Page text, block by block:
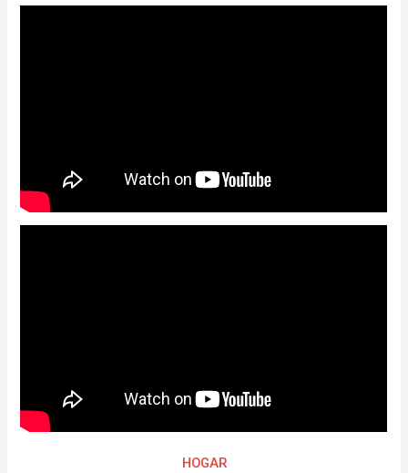
HOGAR